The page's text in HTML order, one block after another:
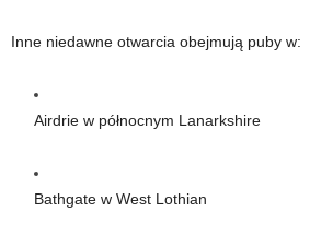
Inne niedawne otwarcia obejmują puby w:
Airdrie w północnym Lanarkshire
Bathgate w West Lothian